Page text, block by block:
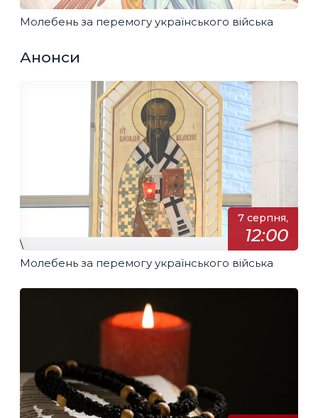
Молебень за перемогу українського війська
Анонси
7 серпня,
12:00
\
Молебень за перемогу українського війська